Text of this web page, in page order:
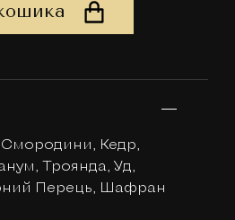
Смородини, Кедр,
Троянда, Уд,
Перець, Шафран